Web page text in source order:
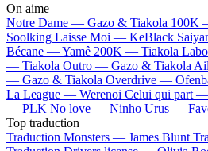
On aime
Notre Dame — Gazo & Tiakola 100K
Soolking Laisse Moi — KeBlack
Bécane —Yamê 200K — Tiakola
— Tiakola Outro — Gazo & Tiakola
— Gazo & Tiakola Overdrive —
La League — Werenoi Celui qui part —
— PLK No love — Ninho Urus —
Top traduction
Traduction Monsters — James Blunt